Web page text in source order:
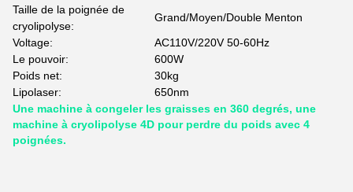
Taille de la poignée de
cryolipolyse:
Grand/Moyen/Double Menton
Voltage:
AC110V/220V 50-60Hz
Le pouvoir:
600W
Poids net:
30kg
Lipolaser:
650nm
Une machine à congeler les graisses en 360 degrés, une
machine à cryolipolyse 4D pour perdre du poids avec 4
poignées.